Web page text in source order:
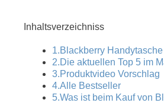
Inhaltsverzeichniss
1.Blackberry
2.Die aktuellen Top 5 im
3.Produktvideo Vorschlag
4.Alle Bestseller
5.Was ist beim Kauf von